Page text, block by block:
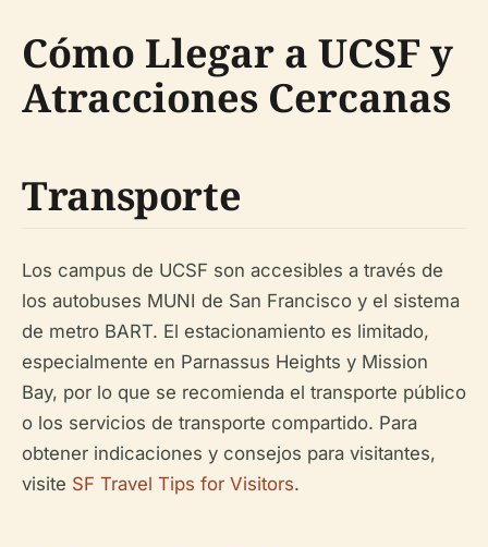
Cómo Llegar a UCSF y
Atracciones Cercanas
Transporte
Los campus de UCSF son accesibles a través de
los autobuses MUNI de San Francisco y el sistema
de metro BART. El estacionamiento es limitado,
especialmente en Parnassus Heights y Mission
Bay, por lo que se recomienda el transporte público
o los servicios de transporte compartido. Para
obtener indicaciones y consejos para visitantes,
visite SF Travel Tips for Visitors.